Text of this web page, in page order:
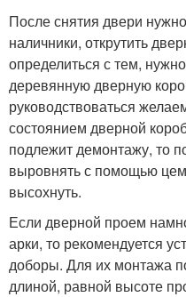
После снятия двери
наличники, открутить
определиться с тем,
деревянную дверную
руководствоваться
состоянием дверной
подлежит демонтажу, то
выровнять с помощью
высохнуть.
Если дверной проем
арки, то рекомендуется
доборы. Для их монтажа
длиной, равной высоте